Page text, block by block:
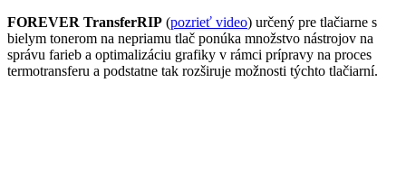
FOREVER TransferRIP (pozrieť video) určený pre tlačiarne s
bielym tonerom na nepriamu tlač ponúka množstvo nástrojov na
správu farieb a optimalizáciu grafiky v rámci prípravy na proces
termotransferu a podstatne tak rozširuje možnosti týchto tlačiarní.